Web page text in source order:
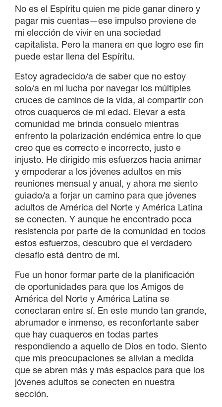
No es el Espíritu quien me pide ganar dinero y
pagar mis cuentas—ese impulso proviene de
mi elección de vivir en una sociedad
capitalista. Pero la manera en que logro ese fin
puede estar llena del Espíritu.
Estoy agradecido/a de saber que no estoy
solo/a en mi lucha por navegar los múltiples
cruces de caminos de la vida, al compartir con
otros cuaqueros de mi edad. Elevar a esta
comunidad me brinda consuelo mientras
enfrento la polarización endémica entre lo que
creo que es correcto e incorrecto, justo e
injusto. He dirigido mis esfuerzos hacia animar
y empoderar a los jóvenes adultos en mis
reuniones mensual y anual, y ahora me siento
guiado/a a forjar un camino para que jóvenes
adultos de América del Norte y América Latina
se conecten. Y aunque he encontrado poca
resistencia por parte de la comunidad en todos
estos esfuerzos, descubro que el verdadero
desafío está dentro de mí.
Fue un honor formar parte de la planificación
de oportunidades para que los Amigos de
América del Norte y América Latina se
conectaran entre sí. En este mundo tan grande,
abrumador e inmenso, es reconfortante saber
que hay cuaqueros en todas partes
respondiendo a aquello de Dios en todo. Siento
que mis preocupaciones se alivian a medida
que se abren más y más espacios para que los
jóvenes adultos se conecten en nuestra
sección.